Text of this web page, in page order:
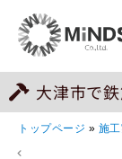
大津市で鉄
トップページ » 施